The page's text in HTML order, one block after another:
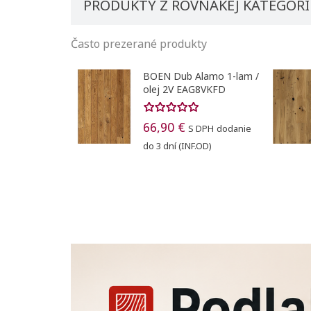
PRODUKTY Z ROVNAKEJ
Často prezerané produkty
BOEN Dub Alamo 1-lam /
olej 2V EAG8VKFD
66,90 € S DPH dodanie
do 3 dní (INF.OD)